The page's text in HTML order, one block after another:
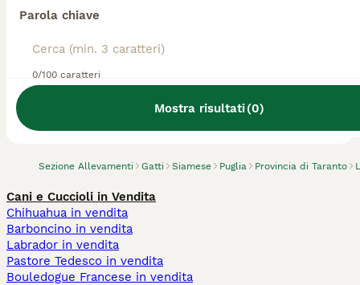
Parola chiave
0/100 caratteri
Mostra risultati(0)
Sezione Allevamenti Gatti Siamese Puglia Provincia di Taranto
Abbiamo trovato 0 Allevamento gatto
Siamese, Laterza.
Cani e Cuccioli in Vendita
Chihuahua in vendita
Barboncino in vendita
Labrador in vendita
Pastore Tedesco in vendita
Bouledogue Francese in vendita